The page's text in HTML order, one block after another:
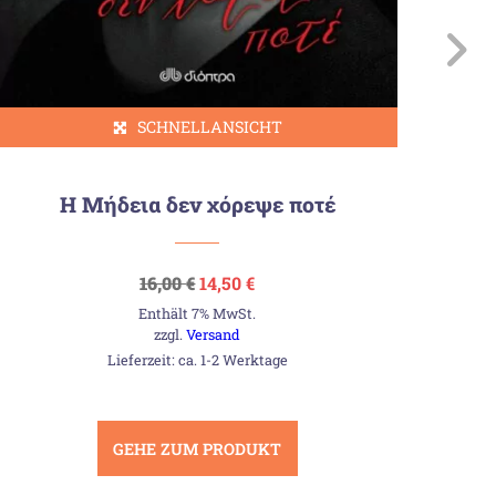
SCHNELLANSICHT
Η Μήδεια δεν χόρεψε ποτέ
16,00€Ursprünglicher
Preis
war:
16,00 €
14,50€Aktueller
ist:
Enthält 7% MwSt.
zzgl.Versand
Lieferzeit: ca. 1-2 Werktage
GEHE ZUM PRODUKT